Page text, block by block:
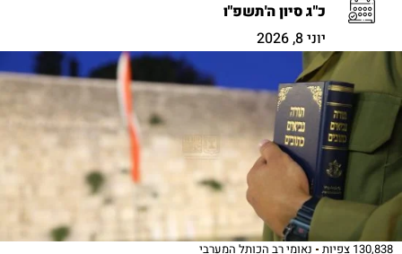
כ"ג סיון ה'תשפ"ו
יוני 8, 2026
130,838 צפיות נאומי רב הכותל המערבי